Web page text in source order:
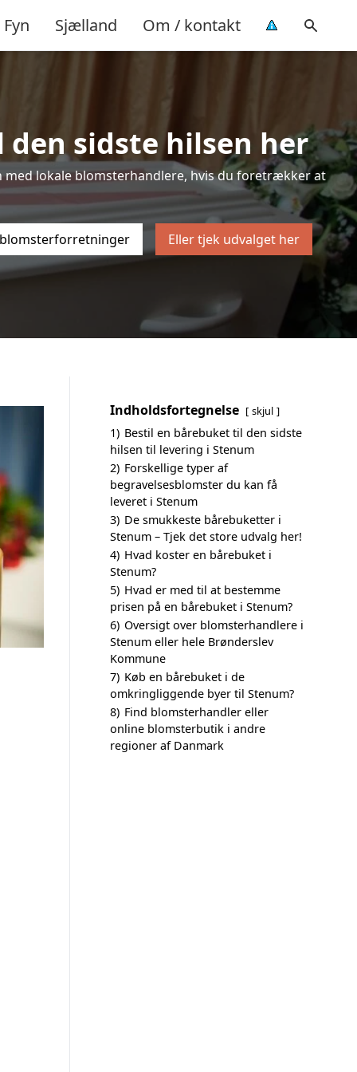
Fyn Sjælland Om / kontakt
sidste hilsen her
lokale blomsterhandlere, hvis du foretrækker at
Eller tjek udvalget her
Indholdsfortegnelse skjul
1) Bestil en bårebuket til den sidste
hilsen til levering i Stenum
2) Forskellige typer af
begravelsesblomster du kan få
leveret i Stenum
3) De smukkeste bårebuketter i
Stenum – Tjek det store udvalg her!
4) Hvad koster en bårebuket i
Stenum?
5) Hvad er med til at bestemme
prisen på en bårebuket i Stenum?
6) Oversigt over blomsterhandlere i
Stenum eller hele Brønderslev
Kommune
7) Køb en bårebuket i de
omkringliggende byer til Stenum?
8) Find blomsterhandler eller
online blomsterbutik i andre
regioner af Danmark